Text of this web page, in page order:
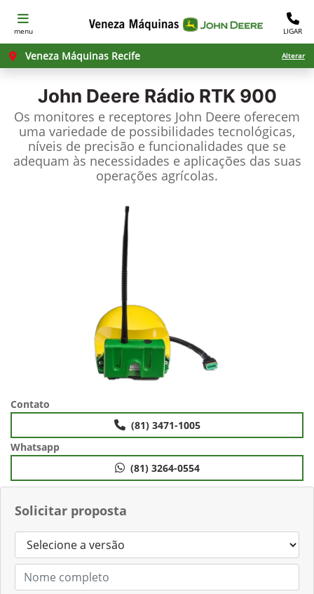
menu LIGAR
Veneza Máquinas Recife Alterar
John Deere Rádio RTK 900
Os monitores e receptores John Deere oferecem
uma variedade de possibilidades tecnológicas,
níveis de precisão e funcionalidades que se
adequam às necessidades e aplicações das suas
operações agrícolas.
Solicitar proposta
Contato
(81) 3471-1005
Whatsapp
(81) 3264-0554